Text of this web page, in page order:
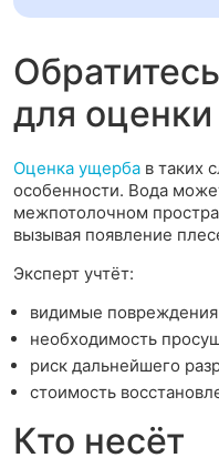
для
Оценка ущерба в таких
особенности. Вода
межпотолочном
вызывая появление
Эксперт учтёт:
видимые повреждения
необходимость
риск дальнейшего
стоимость
Кто несёт